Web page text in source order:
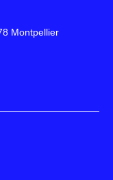
Montpellier